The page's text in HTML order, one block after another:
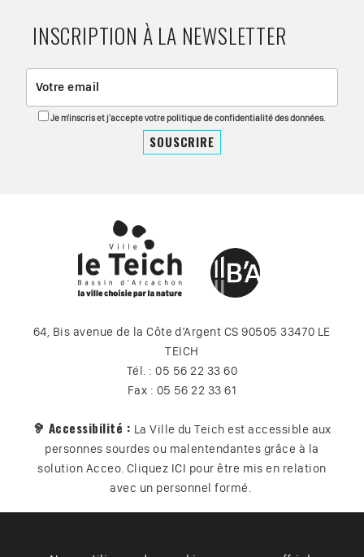
INSCRIPTION À LA NEWSLETTER
Je m'inscris et j'accepte votre politique de confidentialité des données.
64, Bis avenue de la Côte d’Argent CS 90505 33470 LE
TEICH
Tél. : 05 56 22 33 60
Fax : 05 56 22 33 61
🦻 Accessibilité : La Ville du Teich est accessible aux
personnes sourdes ou malentendantes grâce à la
solution Acceo. Cliquez ICI pour être mis en relation
avec un personnel formé.